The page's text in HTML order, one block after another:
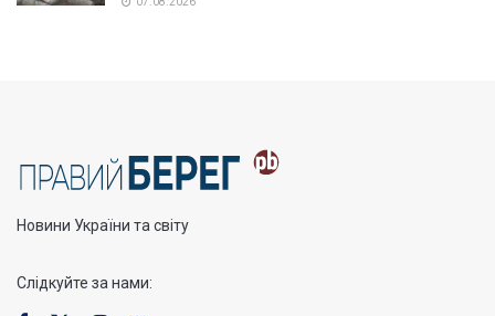
Новини України та світу
Слідкуйте за нами: